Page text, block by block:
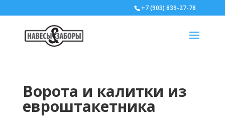
+7 (903) 839-27-78
Ворота и калитки из
евроштакетника